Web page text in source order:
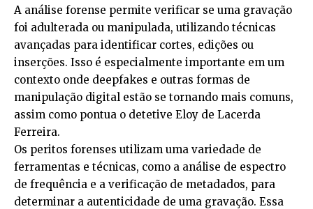
A análise forense permite verificar se uma gravação
foi adulterada ou manipulada, utilizando técnicas
avançadas para identificar cortes, edições ou
inserções. Isso é especialmente importante em um
contexto onde deepfakes e outras formas de
manipulação digital estão se tornando mais comuns,
assim como pontua o detetive Eloy de Lacerda
Ferreira.
Os peritos forenses utilizam uma variedade de
ferramentas e técnicas, como a análise de espectro
de frequência e a verificação de metadados, para
determinar a autenticidade de uma gravação. Essa